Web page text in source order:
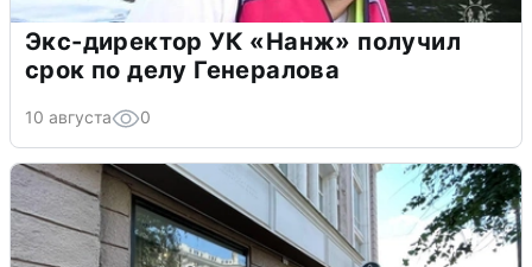
Экс-директор УК «Нанж» получил
срок по делу Генералова
10 августа 0